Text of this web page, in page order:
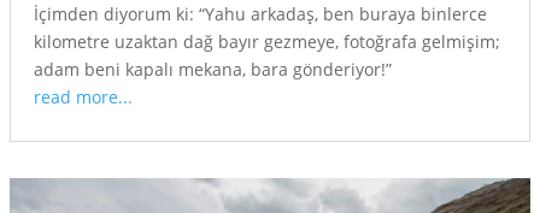
İçimden diyorum ki: “Yahu arkadaş, ben buraya binlerce
kilometre uzaktan dağ bayır gezmeye, fotoğrafa gelmişim;
adam beni kapalı mekana, bara gönderiyor!”
read more...